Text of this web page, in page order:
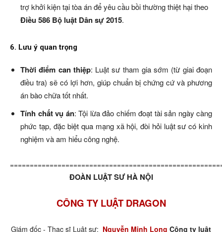
trợ khởi kiện tại tòa án để yêu cầu bồi thường thiệt hại theo
Điều 586 Bộ luật Dân sự 2015.
6. Lưu ý quan trọng
Thời điểm can thiệp: Luật sư tham gia sớm (từ giai đoạn
điều tra) sẽ có lợi hơn, giúp chuẩn bị chứng cứ và phương
án bào chữa tốt nhất.
Tính chất vụ án: Tội lừa đảo chiếm đoạt tài sản ngày càng
phức tạp, đặc biệt qua mạng xã hội, đòi hỏi luật sư có kinh
nghiệm và am hiểu công nghệ.
ĐOÀN LUẬT SƯ HÀ NỘI
CÔNG TY LUẬT DRAGON
Giám đốc - Thạc sĩ Luật sư: Nguyễn Minh Long Công ty luật